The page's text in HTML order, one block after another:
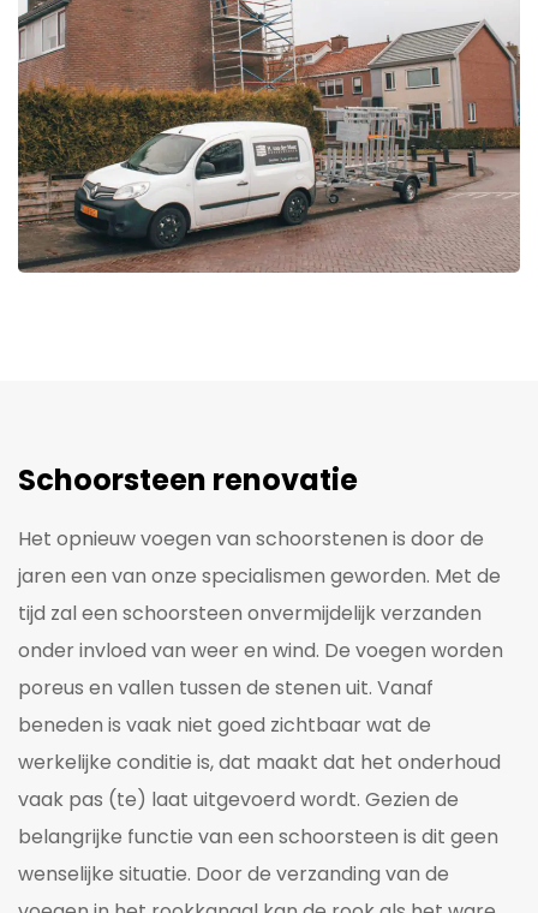
Schoorsteen renovatie
Het opnieuw voegen van schoorstenen is door de
jaren een van onze specialismen geworden. Met de
tijd zal een schoorsteen onvermijdelijk verzanden
onder invloed van weer en wind. De voegen worden
poreus en vallen tussen de stenen uit. Vanaf
beneden is vaak niet goed zichtbaar wat de
werkelijke conditie is, dat maakt dat het onderhoud
vaak pas (te) laat uitgevoerd wordt. Gezien de
belangrijke functie van een schoorsteen is dit geen
wenselijke situatie. Door de verzanding van de